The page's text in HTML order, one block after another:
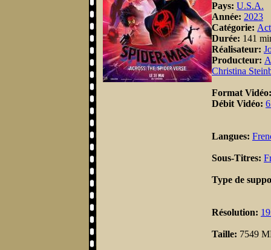
Pays: U.S.A.
Année: 2023
Catégorie:
Durée: 141
Réalisateur:
Producteur:
Christina
Format
Débit Vidéo:
Langues:
Sous-Titres:
Type de
Résolution:
Taille: 7549